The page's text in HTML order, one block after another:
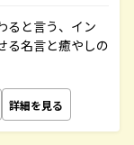
ると言う、イン
る名言と癒やしの
詳細を見る